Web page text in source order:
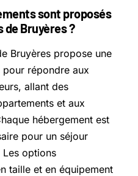
sont proposés
de Bruyères ?
Bruyères propose une
pour répondre aux
allant des
et aux
hébergement est
pour un séjour
options
taille et en équipement